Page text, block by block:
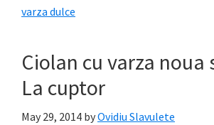
varza dulce
Ciolan cu varza noua
La cuptor
May 29, 2014 byOvidiu Slavulete